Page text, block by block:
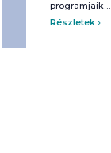
programjaik…
Részletek